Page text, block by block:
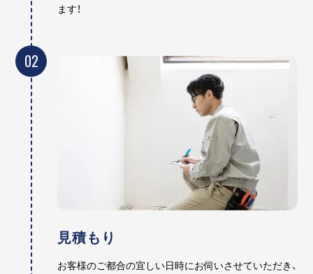
ます！
02
見積もり
お客様のご都合の宜しい日時にお伺いさせていただき、